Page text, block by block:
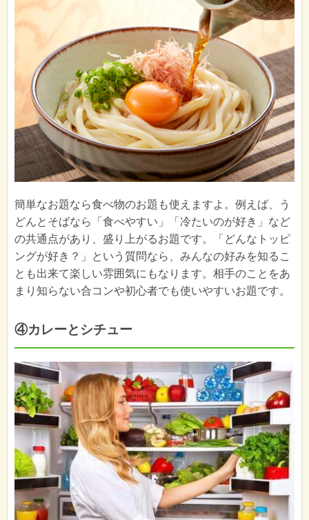
簡単なお題なら食べ物のお題も使えますよ。例えば、う
どんとそばなら「食べやすい」「冷たいのが好き」など
の共通点があり、盛り上がるお題です。「どんなトッピ
ングが好き？」という質問なら、みんなの好みを知るこ
とも出来て楽しい雰囲気にもなります。相手のことをあ
まり知らない合コンや初心者でも使いやすいお題です。
④カレーとシチュー